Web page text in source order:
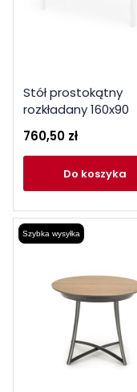
Stół prostokątny
rozkładany 160x90
760,50 zł
do koszyka
Szybka wysyłka